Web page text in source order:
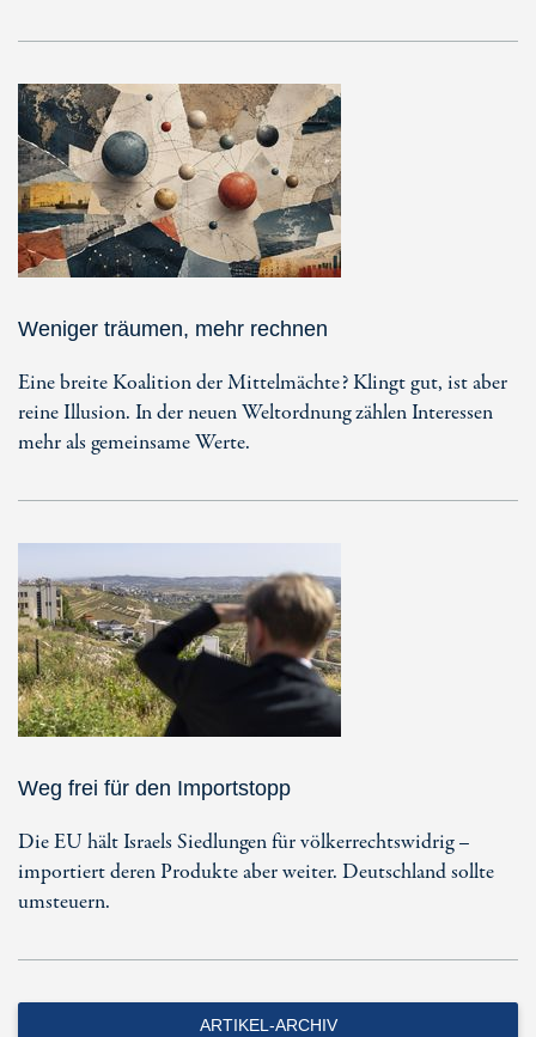
Weniger träumen, mehr rechnen
Eine breite Koalition der Mittelmächte? Klingt gut, ist aber
reine Illusion. In der neuen Weltordnung zählen Interessen
mehr als gemeinsame Werte.
Weg frei für den Importstopp
Die EU hält Israels Siedlungen für völkerrechtswidrig –
importiert deren Produkte aber weiter. Deutschland sollte
umsteuern.
ARTIKEL-ARCHIV